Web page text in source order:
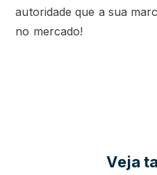
autoridade que a sua
no mercado!
Veja